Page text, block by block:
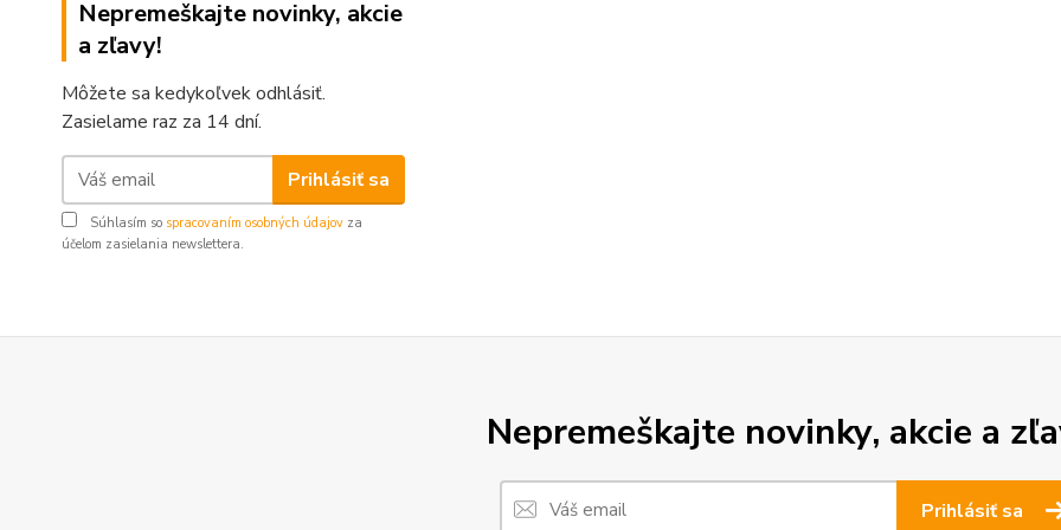
Nepremeškajte novinky, akcie
a zľavy!
Môžete sa kedykoľvek odhlásiť.
Zasielame raz za 14 dní.
Prihlásiť sa
Súhlasím so spracovaním osobných údajov za
účelom zasielania newslettera.
Nepremeškajte novinky, akcie a
Prihlásiť sa